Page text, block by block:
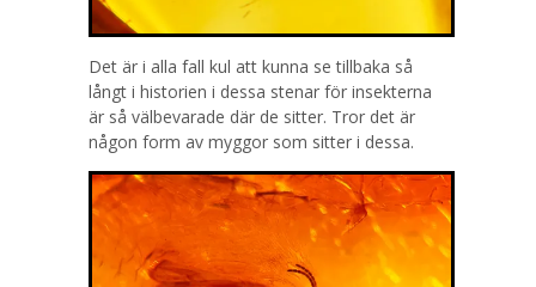
Det är i alla fall kul att kunna se tillbaka så
långt i historien i dessa stenar för insekterna
är så välbevarade där de sitter. Tror det är
någon form av myggor som sitter i dessa.